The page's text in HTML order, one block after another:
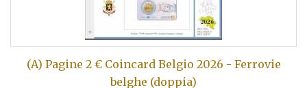
(A) Pagine 2 € Coincard Belgio 2026 - Ferrovie
belghe (doppia)